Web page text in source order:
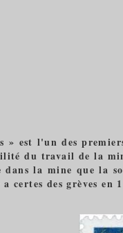
» est l'un des
du travail de la
dans la mine que la
certes des grèves en